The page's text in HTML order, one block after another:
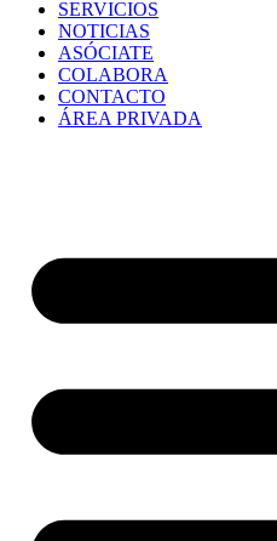
SERVICIOS
NOTICIAS
ASÓCIATE
COLABORA
CONTACTO
ÁREA PRIVADA